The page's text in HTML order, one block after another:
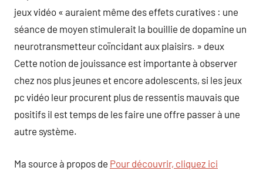
jeux vidéo « auraient même des effets curatives : une
séance de moyen stimulerait la bouillie de dopamine un
neurotransmetteur coïncidant aux plaisirs. » deux
Cette notion de jouissance est importante à observer
chez nos plus jeunes et encore adolescents, si les jeux
pc vidéo leur procurent plus de ressentis mauvais que
positifs il est temps de les faire une offre passer à une
autre système.
Ma source à propos de Pour découvrir, cliquez ici